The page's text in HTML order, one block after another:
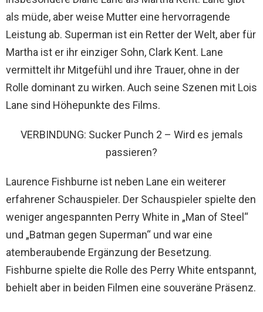
als müde, aber weise Mutter eine hervorragende
Leistung ab. Superman ist ein Retter der Welt, aber für
Martha ist er ihr einziger Sohn, Clark Kent. Lane
vermittelt ihr Mitgefühl und ihre Trauer, ohne in der
Rolle dominant zu wirken. Auch seine Szenen mit Lois
Lane sind Höhepunkte des Films.
VERBINDUNG: Sucker Punch 2 – Wird es jemals
passieren?
Laurence Fishburne ist neben Lane ein weiterer
erfahrener Schauspieler. Der Schauspieler spielte den
weniger angespannten Perry White in „Man of Steel“
und „Batman gegen Superman“ und war eine
atemberaubende Ergänzung der Besetzung.
Fishburne spielte die Rolle des Perry White entspannt,
behielt aber in beiden Filmen eine souveräne Präsenz.